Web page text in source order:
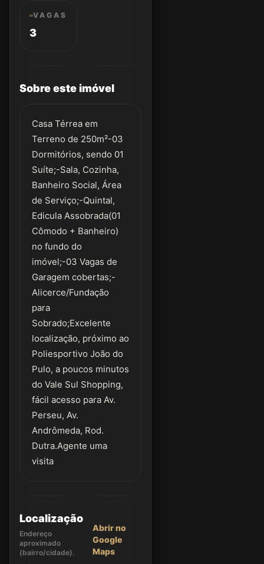
VAGAS
3
Sobre este imóvel
Casa Térrea em
Terreno de 250m²-03
Dormitórios, sendo 01
Suíte;-Sala, Cozinha,
Banheiro Social, Área
de Serviço;-Quintal,
Edicula Assobrada(01
Cômodo + Banheiro)
no fundo do
imóvel;-03 Vagas de
Garagem cobertas;-
Alicerce/Fundação
para
Sobrado;Excelente
localização, próximo ao
Poliesportivo João do
Pulo, a poucos minutos
do Vale Sul Shopping,
fácil acesso para Av.
Perseu, Av.
Andrômeda, Rod.
Dutra.Agente uma
visita
Localização
Endereço
aproximado
(bairro/cidade).
Abrir no
Google
Maps